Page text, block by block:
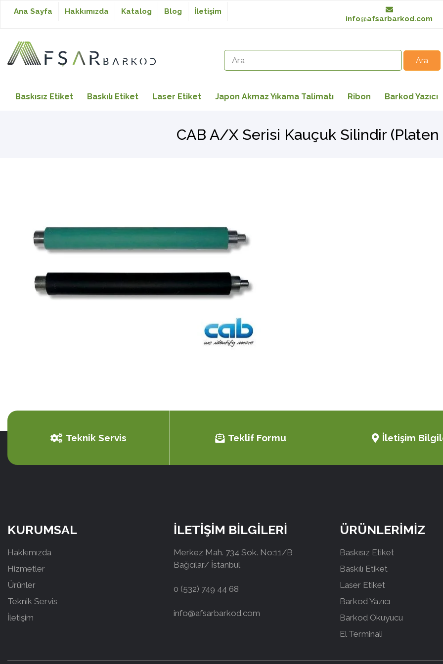
Baskısız Etiket
Barkod Yazıcı
Ana Sayfa Hakkımızda Katalog Blog
İletişim
info@afsarbarkod.com
Baskısız Etiket Baskılı Etiket Laser Etiket Japon Akmaz Yıkama Talimatı Ribon Barkod Yazıcı
CAB A/X Serisi Kauçuk Silindir (Platen
Teknik Servis Teklif Formu İletişim
KURUMSAL
Hakkımızda
Hizmetler
Ürünler
Teknik Servis
İletişim
İLETİŞİM BİLGİLERİ
Merkez Mah. 734 Sok. No:11/B
Bağcılar/ İstanbul
0 (532) 749 44 68
info@afsarbarkod.com
ÜRÜNLERİMİZ
Baskısız Etiket
Baskılı Etiket
Laser Etiket
Barkod Yazıcı
Barkod Okuyucu
El Terminali